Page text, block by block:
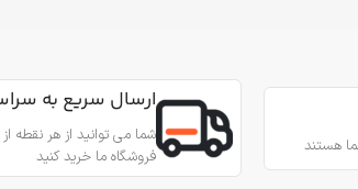
ارسال سریع به
شما می توانید از هر نقطه از
فروشگاه ما خرید کنید